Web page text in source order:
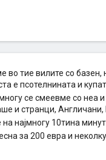
тие вилите со базен,
е псотелнината и
се смеевме со неа
и странци,
најмногу 10тина
за 200 евра и